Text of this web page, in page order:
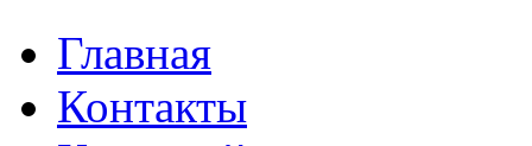
Главная
Контакты